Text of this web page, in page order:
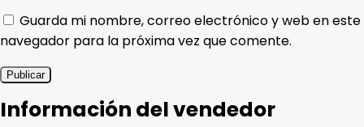
Guarda mi nombre, correo electrónico y web en este
navegador para la próxima vez que comente.
Información del vendedor